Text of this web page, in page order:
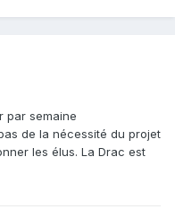
par semaine
de la nécessité du projet
les élus. La Drac est